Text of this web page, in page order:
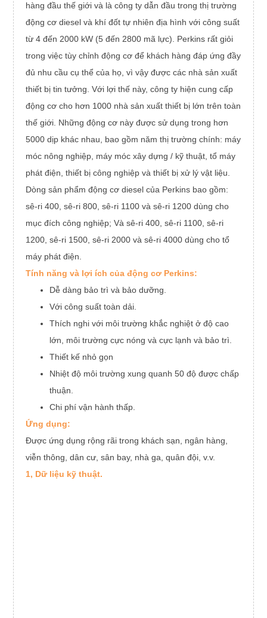
hàng đầu thế giới và là công ty dẫn đầu trong thị trường
động cơ diesel và khí đốt tự nhiên địa hình với công suất
từ ​​4 đến 2000 kW (5 đến 2800 mã lực). Perkins rất giỏi
trong việc tùy chỉnh động cơ để khách hàng đáp ứng đầy
đủ nhu cầu cụ thể của họ, vì vậy được các nhà sản xuất
thiết bị tin tưởng. Với lợi thế này, công ty hiện cung cấp
động cơ cho hơn 1000 nhà sản xuất thiết bị lớn trên toàn
thế giới. Những động cơ này được sử dụng trong hơn
5000 dịp khác nhau, bao gồm năm thị trường chính: máy
móc nông nghiệp, máy móc xây dựng / kỹ thuật, tổ máy
phát điện, thiết bị công nghiệp và thiết bị xử lý vật liệu.
Dòng sản phẩm động cơ diesel của Perkins bao gồm:
sê-ri 400, sê-ri 800, sê-ri 1100 và sê-ri 1200 dùng cho
mục đích công nghiệp; Và sê-ri 400, sê-ri 1100, sê-ri
1200, sê-ri 1500, sê-ri 2000 và sê-ri 4000 dùng cho tổ
máy phát điện.
Tính năng và lợi ích của động cơ Perkins:
Dễ dàng bảo trì và bảo dưỡng.
Với công suất toàn dải.
Thích nghi với môi trường khắc nghiệt ở độ cao
lớn, môi trường cực nóng và cực lạnh và bảo trì.
Thiết kế nhỏ gọn
Nhiệt độ môi trường xung quanh 50 độ được chấp
thuận.
Chi phí vận hành thấp.
Ứng dụng:
Được ứng dụng rộng rãi trong khách sạn, ngân hàng,
viễn thông, dân cư, sân bay, nhà ga, quân đội, v.v.
1, Dữ liệu kỹ thuật.